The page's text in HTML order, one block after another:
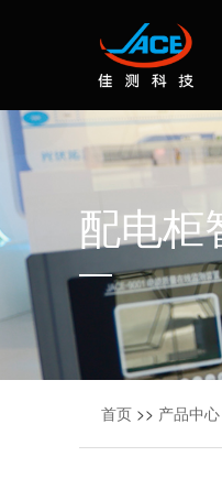
配电柜
首页 >> 产品中心